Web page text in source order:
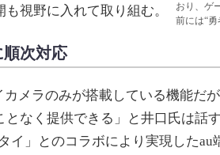
おり、ゲ
前には“
視野に入れて取り組む。
次対応
メラのみが搭載している機能だ
なく提供できる」と井口氏は話
イ」とのコラボにより実現したau